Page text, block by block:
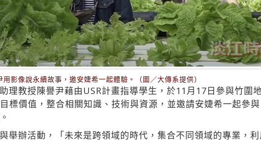
用影像說永續故事，邀安婕希一起體驗。（圖／大傳系提供）
理教授陳譽尹藉由USR計畫指導學生，於11月17日參與竹圍
標價值，整合相關知識、技術與資源，並邀請安婕希一起參
舉辦活動，「未來是跨領域的時代，集合不同領域的專業，利